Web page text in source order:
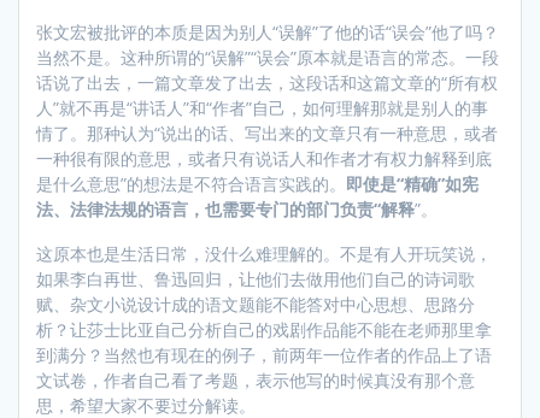
张文宏被批评的本质是因为别人“误解”了他的话“误会”他了吗？
当然不是。这种所谓的“误解”“误会”原本就是语言的常态。一段
话说了出去，一篇文章发了出去，这段话和这篇文章的“所有权
人”就不再是“讲话人”和“作者”自己，如何理解那就是别人的事
情了。那种认为“说出的话、写出来的文章只有一种意思，或者
一种很有限的意思，或者只有说话人和作者才有权力解释到底
是什么意思”的想法是不符合语言实践的。 即使是“精确”如宪
法、法律法规的语言，也需要专门的部门负责“解释”。
这原本也是生活日常，没什么难理解的。不是有人开玩笑说，
如果李白再世、鲁迅回归，让他们去做用他们自己的诗词歌
赋、杂文小说设计成的语文题能不能答对中心思想、思路分
析？让莎士比亚自己分析自己的戏剧作品能不能在老师那里拿
到满分？当然也有现在的例子，前两年一位作者的作品上了语
文试卷，作者自己看了考题，表示他写的时候真没有那个意
思，希望大家不要过分解读。